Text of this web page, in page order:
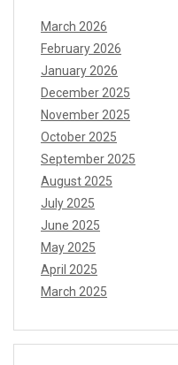
March 2026
February 2026
January 2026
December 2025
November 2025
October 2025
September 2025
August 2025
July 2025
June 2025
May 2025
April 2025
March 2025